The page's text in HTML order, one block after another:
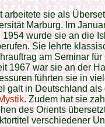
arbeitete sie als
Marburg. Im
1954 wurde sie an die
Sie lehrte
am Seminar
1967 war sie an der
führten sie in
galt in Deutschland
. Zudem hat sie
des Orients
verschiedener